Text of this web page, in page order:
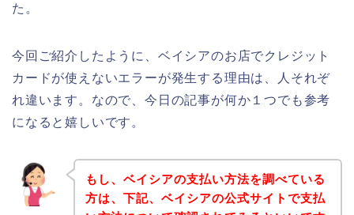
た。
今回ご紹介したように、ベイシアのお店でクレジット
カードが使えないエラーが発生する理由は、人それぞ
れ違います。なので、今日の記事が何か１つでも参考
になると嬉しいです。
もし、ベイシアの支払い方法を調べている
方は、下記、ベイシアの公式サイトで支払